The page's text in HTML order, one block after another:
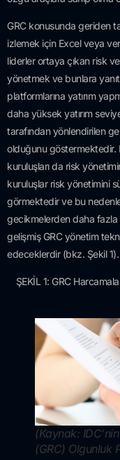
GRC konusunda geriden
izlemek için Excel veya
liderler ortaya çıkan risk
yönetmek ve bunlara
platformlarına yatırım
daha yüksek yatırım
tarafından yönlendirilen
olduğunu göstermektedir.
kuruluşları da risk
kuruluşlar risk yönetimini
görmektedir ve bu
gecikmelerden daha fazla
gelişmiş GRC yönetim
edeceklerdir (bkz. Şekil 1).
ŞEKİL 1: GRC
(Kaynak:
(GRC) Olgunluk